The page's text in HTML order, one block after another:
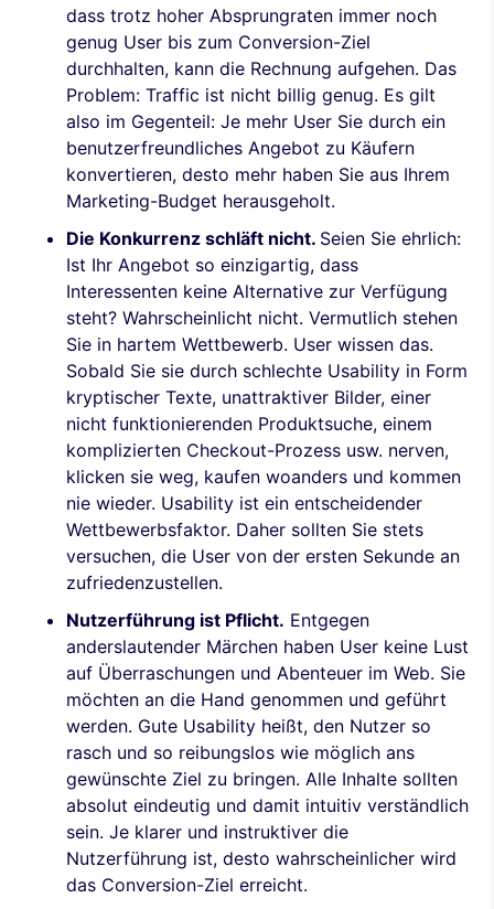
dass trotz hoher Absprungraten immer noch
genug User bis zum Conversion-Ziel
durchhalten, kann die Rechnung aufgehen. Das
Problem: Traffic ist nicht billig genug. Es gilt
also im Gegenteil: Je mehr User Sie durch ein
benutzerfreundliches Angebot zu Käufern
konvertieren, desto mehr haben Sie aus Ihrem
Marketing-Budget herausgeholt.
Die Konkurrenz schläft nicht. Seien Sie ehrlich:
Ist Ihr Angebot so einzigartig, dass
Interessenten keine Alternative zur Verfügung
steht? Wahrscheinlicht nicht. Vermutlich stehen
Sie in hartem Wettbewerb. User wissen das.
Sobald Sie sie durch schlechte Usability in Form
kryptischer Texte, unattraktiver Bilder, einer
nicht funktionierenden Produktsuche, einem
komplizierten Checkout-Prozess usw. nerven,
klicken sie weg, kaufen woanders und kommen
nie wieder. Usability ist ein entscheidender
Wettbewerbsfaktor. Daher sollten Sie stets
versuchen, die User von der ersten Sekunde an
zufriedenzustellen.
Nutzerführung ist Pflicht. Entgegen
anderslautender Märchen haben User keine Lust
auf Überraschungen und Abenteuer im Web. Sie
möchten an die Hand genommen und geführt
werden. Gute Usability heißt, den Nutzer so
rasch und so reibungslos wie möglich ans
gewünschte Ziel zu bringen. Alle Inhalte sollten
absolut eindeutig und damit intuitiv verständlich
sein. Je klarer und instruktiver die
Nutzerführung ist, desto wahrscheinlicher wird
das Conversion-Ziel erreicht.